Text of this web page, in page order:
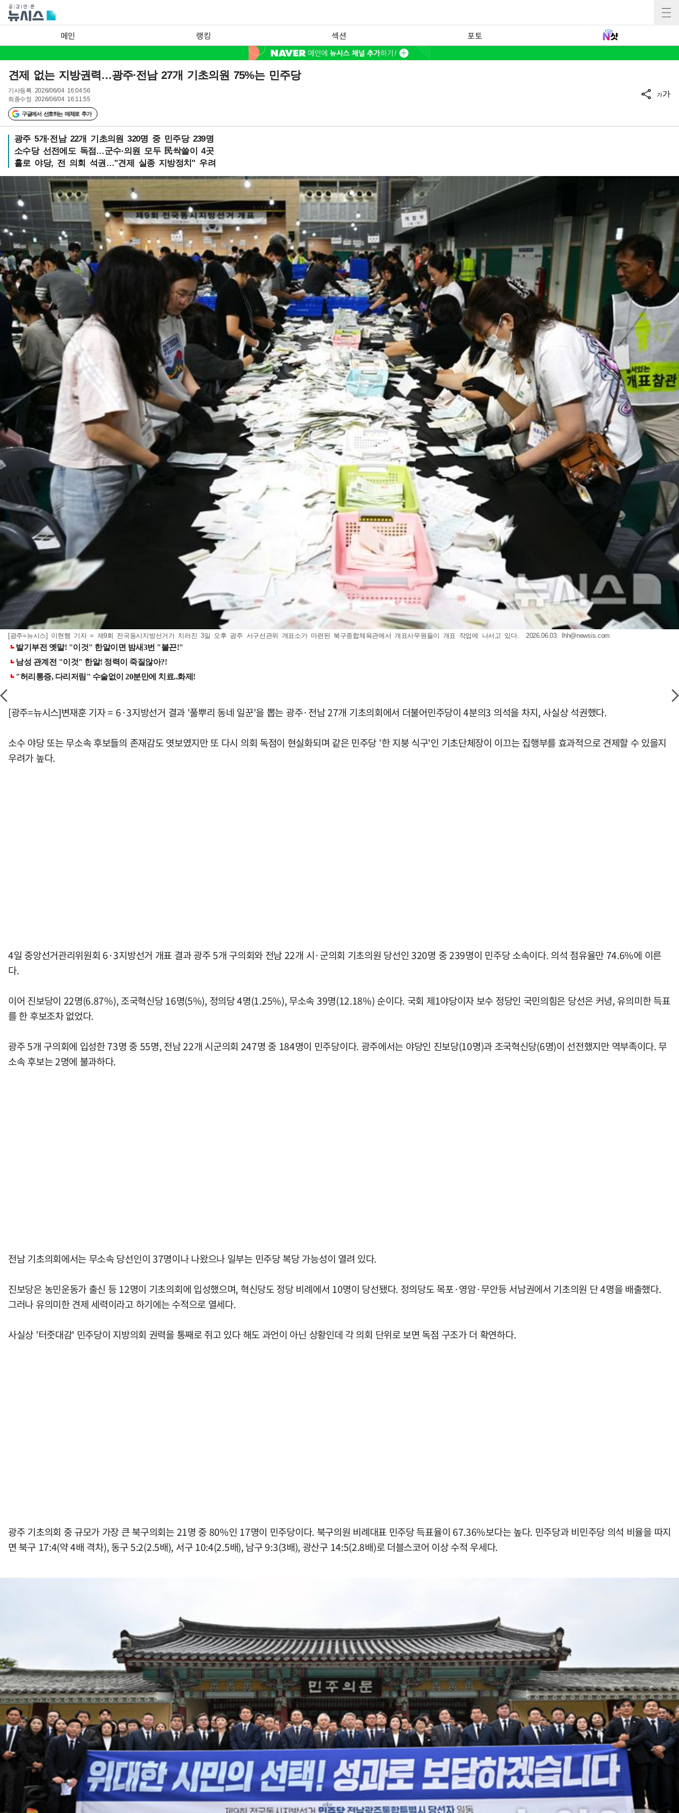
메인 랭킹 섹션 포토
견제 없는 지방권력…광주·전남 27개 기초의원 75%는 민주당
기사등록 2026/06/04 16:04:56
최종수정 2026/06/04 16:11:55
구글에서 선호하는 매체로 추가
가가
광주 5개·전남 22개 기초의원 320명 중 민주당 239명
소수당 선전에도 독점…군수·의원 모두 民싹쓸이 4곳
홀로 야당, 전 의회 석권…"견제 실종 지방정치" 우려
[광주=뉴시스] 이현행 기자 = 제9회 전국동시지방선거가 치러진 3일 오후 광주 서구선관위 개표소가 마련된 북구종합체육관에서 개표사무원들이 개표 작업에 나서고 있다. 2026.06.03. lhh@newsis.com
[광주=뉴시스]변재훈 기자 = 6·3지방선거 결과 '풀뿌리 동네 일꾼'을 뽑는 광주·전남 27개 기초의회에서 더불어민주당이 4분의3 의석을 차지, 사실상 석권했다.
소수 야당 또는 무소속 후보들의 존재감도 엿보였지만 또 다시 의회 독점이 현실화되며 같은 민주당 '한 지붕 식구'인 기초단체장이 이끄는 집행부를 효과적으로 견제할 수 있을지
우려가 높다.
4일 중앙선거관리위원회 6·3지방선거 개표 결과 광주 5개 구의회와 전남 22개 시·군의회 기초의원 당선인 320명 중 239명이 민주당 소속이다. 의석 점유율만 74.6%에 이른
다.
이어 진보당이 22명(6.87%), 조국혁신당 16명(5%), 정의당 4명(1.25%), 무소속 39명(12.18%) 순이다. 국회 제1야당이자 보수 정당인 국민의힘은 당선은 커녕, 유의미한 득표
를 한 후보조차 없었다.
광주 5개 구의회에 입성한 73명 중 55명, 전남 22개 시군의회 247명 중 184명이 민주당이다. 광주에서는 야당인 진보당(10명)과 조국혁신당(6명)이 선전했지만 역부족이다. 무
소속 후보는 2명에 불과하다.
전남 기초의회에서는 무소속 당선인이 37명이나 나왔으나 일부는 민주당 복당 가능성이 열려 있다.
진보당은 농민운동가 출신 등 12명이 기초의회에 입성했으며, 혁신당도 정당 비례에서 10명이 당선됐다. 정의당도 목포·영암·무안등 서남권에서 기초의원 단 4명을 배출했다.
그러나 유의미한 견제 세력이라고 하기에는 수적으로 열세다.
사실상 '터줏대감' 민주당이 지방의회 권력을 통째로 쥐고 있다 해도 과언이 아닌 상황인데 각 의회 단위로 보면 독점 구조가 더 확연하다.
광주 기초의회 중 규모가 가장 큰 북구의회는 21명 중 80%인 17명이 민주당이다. 북구의원 비례대표 민주당 득표율이 67.36%보다는 높다. 민주당과 비민주당 의석 비율을 따지
면 북구 17:4(약 4배 격차), 동구 5:2(2.5배), 서구 10:4(2.5배), 남구 9:3(3배), 광산구 14:5(2.8배)로 더블스코어 이상 수적 우세다.